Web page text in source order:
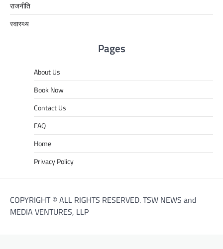
राजनीति
स्वास्थ्य
Pages
About Us
Book Now
Contact Us
FAQ
Home
Privacy Policy
COPYRIGHT © ALL RIGHTS RESERVED. TSW NEWS and
MEDIA VENTURES, LLP